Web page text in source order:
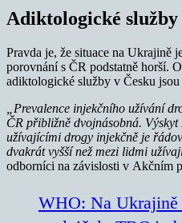
Adiktologické služby
Pravda je, že situace na Ukrajině
porovnání s ČR podstatně horší.
adiktologické služby v Česku jsou
„Prevalence injekčního užívání
ČR přibližně dvojnásobná.
užívajícími drogy injekčně je
dvakrát vyšší než mezi lidmi
odborníci na závislosti v Akčním
WHO: Na Ukrajině